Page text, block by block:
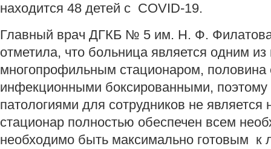
находится 48 детей с COVID-19.
Главный врач ДГКБ № 5 им. Н. Ф.
отметила, что больница является одним
многопрофильным стационаром, половина
инфекционными боксированными,
патологиями для сотрудников не
стационар полностью обеспечен всем
необходимо быть максимально готовым к